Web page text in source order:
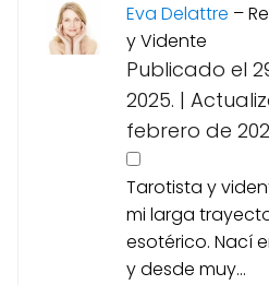
Eva Delattre –
y Vidente
Publicado el
2025. |
febrero de
Tarotista y
mi larga
esotérico. Nací
y desde muy...